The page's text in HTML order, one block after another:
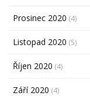
Prosinec 2020 (4)
Listopad 2020 (5)
Říjen 2020 (4)
Září 2020 (4)